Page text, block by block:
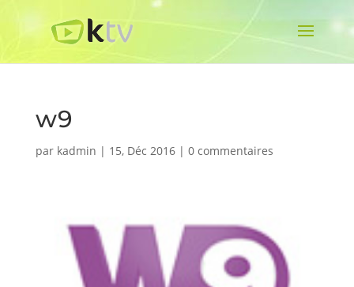
w9
par kadmin | 15, Déc 2016| 0 commentaires